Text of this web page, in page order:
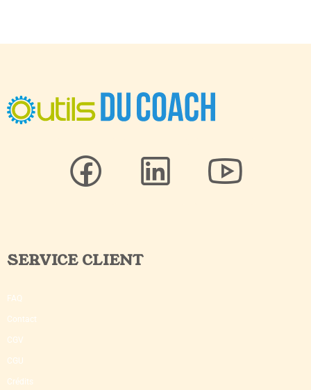
SERVICE CLIENT
FAQ
Contact
CGV
CGU
Crédits